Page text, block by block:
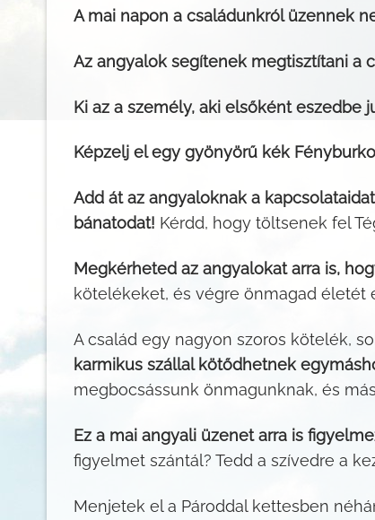
A mai napon a családunkról üzennek
Az angyalok segítenek megtisztítani a
Ki az a személy, aki elsőként eszedbe
Képzelj el egy gyönyörű kék
Add át az angyaloknak a
bánatodat! Kérdd, hogy töltsenek fel
Megkérheted az angyalokat arra is,
kötelékeket, és végre önmagad életét
A család egy nagyon szoros kötelék,
karmikus szállal kötődhetnek
megbocsássunk önmagunknak, és
Ez a mai angyali üzenet arra is
figyelmet szántál? Tedd a szívedre a
Menjetek el a Pároddal kettesben